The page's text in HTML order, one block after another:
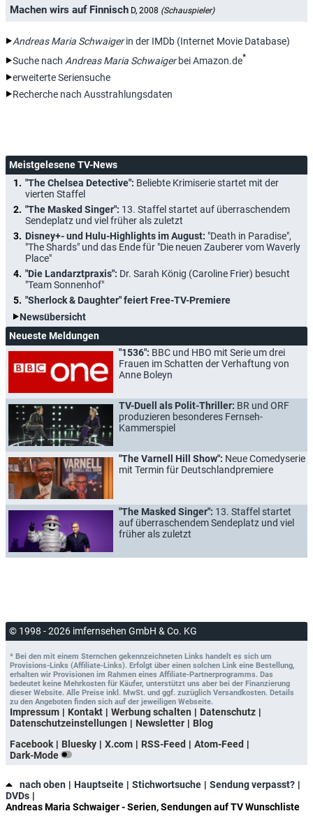
Machen wirs auf Finnisch D, 2008 (Schauspieler)
Andreas Maria Schwaigerin der IMDb (Internet Movie Database)
Suche nach Andreas Maria Schwaigerbei Amazon.de*
erweiterte Seriensuche
Recherche nach Ausstrahlungsdaten
Meistgelesene TV-News
"The Chelsea Detective": Beliebte Krimiserie startet mit der
vierten Staffel
"The Masked Singer": 13. Staffel startet auf überraschendem
Sendeplatz und viel früher als zuletzt
Disney+- und Hulu-Highlights im August: "Death in Paradise",
"The Shards" und das Ende für "Die neuen Zauberer vom Waverly
Place"
"Die Landarztpraxis": Dr. Sarah König (Caroline Frier) besucht
"Team Sonnenhof"
"Sherlock & Daughter" feiert Free-TV-Premiere
Newsübersicht
Neueste Meldungen
"1536": BBC und HBO mit Serie um drei
Frauen im Schatten der Verhaftung von
Anne Boleyn
TV-Duell als Polit-Thriller: BR und ORF
produzieren besonderes Fernseh-
Kammerspiel
"The Varnell Hill Show": Neue Comedyserie
mit Termin für Deutschlandpremiere
"The Masked Singer": 13. Staffel startet
auf überraschendem Sendeplatz und viel
früher als zuletzt
© 1998 - 2026 imfernsehen GmbH & Co. KG
* Bei den mit einem Sternchen gekennzeichneten Links handelt es sich um
Provisions-Links (Affiliate-Links). Erfolgt über einen solchen Link eine Bestellung,
erhalten wir Provisionen im Rahmen eines Affiliate-Partnerprogramms. Das
bedeutet keine Mehrkosten für Käufer, unterstützt uns aber bei der Finanzierung
dieser Website. Alle Preise inkl. MwSt. und ggf. zuzüglich Versandkosten. Details
zu den Angeboten finden sich auf der jeweiligen Webseite.
Impressum Kontakt Werbung schalten
Datenschutz
Datenschutzeinstellungen
Newsletter
Blog
Facebook
Bluesky X.com RSS-Feed
Atom-Feed
Dark-Mode
nach oben Hauptseite Stichwortsuche
Sendung verpasst?
DVDs
Andreas Maria Schwaiger - Serien, Sendungen auf TV Wunschliste